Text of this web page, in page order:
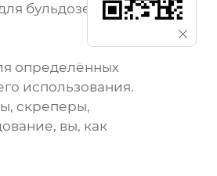
бульдозера,
определённых
использования.
скреперы,
вы, как